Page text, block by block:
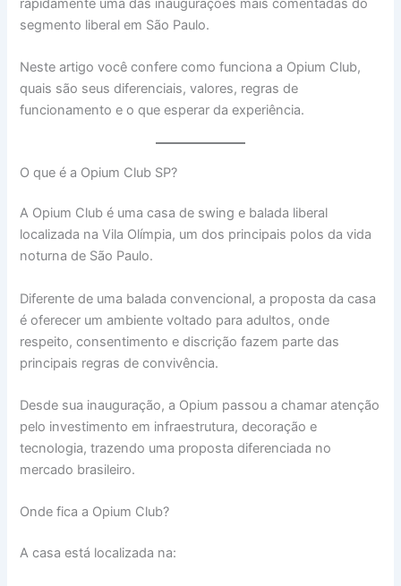
rapidamente uma das inaugurações mais comentadas do
segmento liberal em São Paulo.
Neste artigo você confere como funciona a Opium Club,
quais são seus diferenciais, valores, regras de
funcionamento e o que esperar da experiência.
O que é a Opium Club SP?
A Opium Club é uma casa de swing e balada liberal
localizada na Vila Olímpia, um dos principais polos da vida
noturna de São Paulo.
Diferente de uma balada convencional, a proposta da casa
é oferecer um ambiente voltado para adultos, onde
respeito, consentimento e discrição fazem parte das
principais regras de convivência.
Desde sua inauguração, a Opium passou a chamar atenção
pelo investimento em infraestrutura, decoração e
tecnologia, trazendo uma proposta diferenciada no
mercado brasileiro.
Onde fica a Opium Club?
A casa está localizada na: